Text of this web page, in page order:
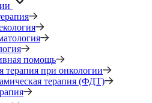
помощь
терапия при онкологии
терапия (ФДТ)